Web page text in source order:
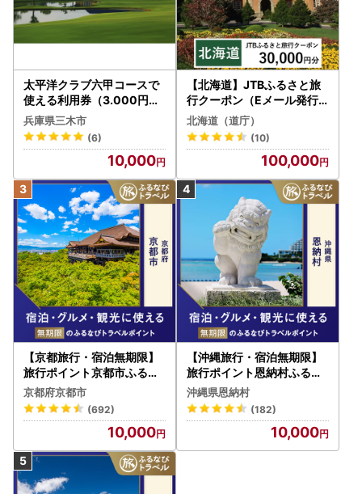
太平洋クラブ六甲コースで
使える利用券（3.000円分
）
兵庫県三木市
(6)
10,000
【北海道】JTBふるさと旅
行クーポン（Eメール発行
）30,000円分 旅行 トラベ
ル 宿泊 人気 おすすめ JTB
W030T
北海道（道庁）
(10)
100,000
【京都旅行・宿泊無期限】
旅行ポイント京都市ふるな
びトラベルポイント
京都府京都市
(692)
10,000
【沖縄旅行・宿泊無期限】
旅行ポイント恩納村ふるな
びトラベルポイント
沖縄県恩納村
(182)
10,000